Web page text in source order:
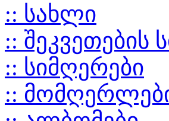
:: სახლი
:: შეკვეთების
:: სიმღერები
::